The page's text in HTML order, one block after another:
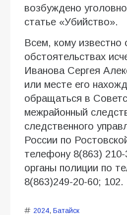
возбуждено
статье «Убийство».
Всем, кому известно
обстоятельствах
Иванова Сергея
или месте его
обращаться в
межрайонный
следственного
России по
телефону 8(863)
органы полиции по
8(863)249-20-60; 102.
2024, Батайск